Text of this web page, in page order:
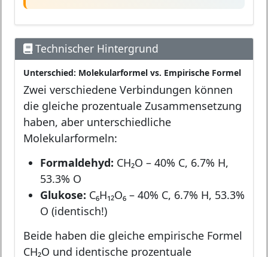
Technischer Hintergrund
Unterschied: Molekularformel vs. Empirische Formel
Zwei verschiedene Verbindungen können
die gleiche prozentuale Zusammensetzung
haben, aber unterschiedliche
Molekularformeln:
Formaldehyd: CH₂O – 40% C, 6.7% H,
53.3% O
Glukose: C₆H₁₂O₆ – 40% C, 6.7% H, 53.3%
O (identisch!)
Beide haben die gleiche empirische Formel
CH₂O und identische prozentuale